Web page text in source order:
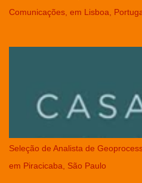
Comunicações, em Lisboa,
Seleção de Analista de
em Piracicaba, São Paulo